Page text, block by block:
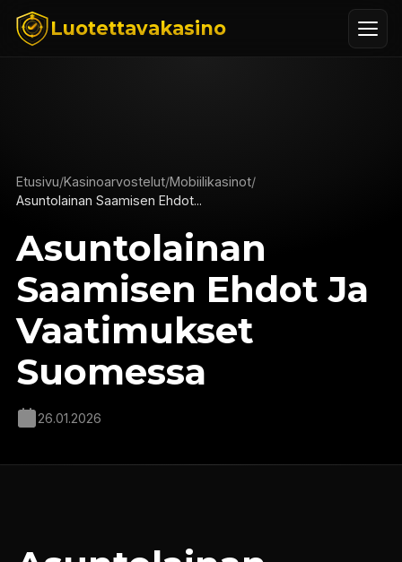
Luotettavakasino
Etusivu/Kasinoarvostelut/Mobiilikasinot/
Asuntolainan Saamisen Ehdot...
Asuntolainan
Saamisen Ehdot Ja
Vaatimukset
Suomessa
26.01.2026